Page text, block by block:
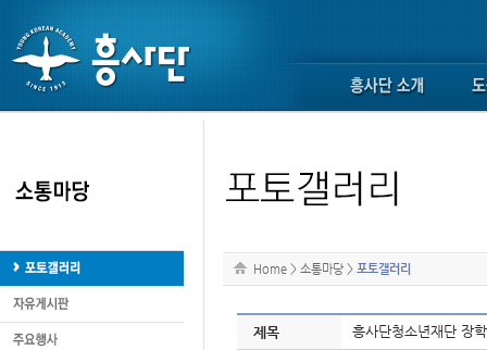
Home > 소통마당 > 포토갤러리
제목 흥사단청소년재단 장